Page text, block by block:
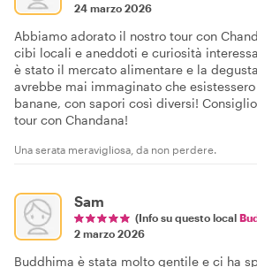
24 marzo 2026
Abbiamo adorato il nostro tour con
cibi locali e aneddoti e curiosità
è stato il mercato alimentare e la
avrebbe mai immaginato che
banane, con sapori così diversi!
tour con Chandana!
Una serata meravigliosa, da non perdere.
Sam
(Info su questo local
2 marzo 2026
Buddhima è stata molto gentile e ci ha